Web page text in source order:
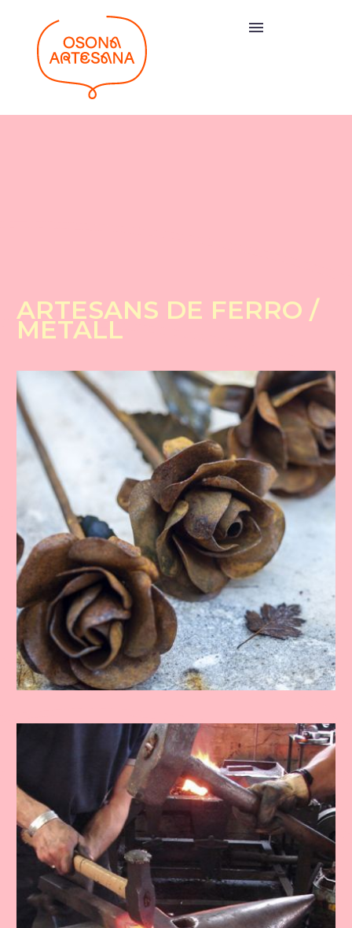
ARTESANS DE FERRO /
METALL